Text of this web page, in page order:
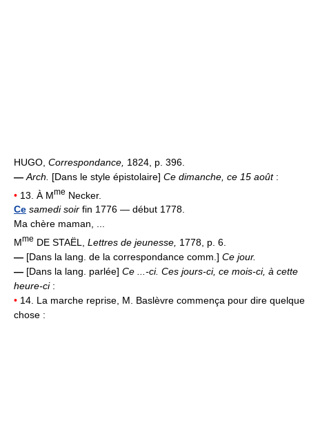
HUGO, Correspondance, 1824, p. 396.
— Arch. [Dans le style épistolaire] Ce dimanche, ce 15 août:
• 13. À Mme Necker.
Ce samedi soir fin 1776 — début 1778.
Ma chère maman, ...
Mme DE STAËL, Lettres de jeunesse, 1778, p. 6.
— [Dans la lang. de la correspondance comm.] Ce jour.
— [Dans la lang. parlée] Ce ...-ci. Ces jours-ci, ce mois-ci, à cette
heure-ci:
• 14. La marche reprise, M. Baslèvre commença pour dire quelque
chose :